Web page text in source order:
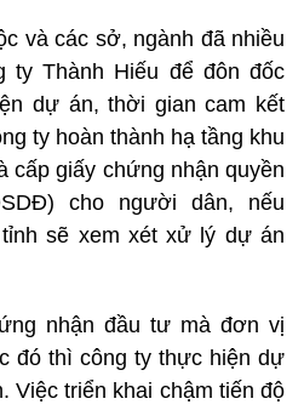
và các sở, ngành đã nhiều
ty Thành Hiếu để đôn đốc
dự án, thời gian cam kết
ty hoàn thành hạ tầng khu
cấp giấy chứng nhận quyền
cho người dân, nếu
sẽ xem xét xử lý dự án
nhận đầu tư mà đơn vị
đó thì công ty thực hiện dự
Việc triển khai chậm tiến độ